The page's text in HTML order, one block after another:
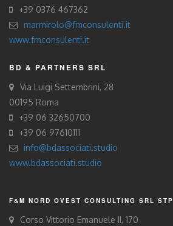
+39 0376 467362
marmirolo@fmconsulenti.it
www.fmconsulenti.it
BD & PARTNERS SRL
Via Luigi Settembrini, 28
00195 Roma
+39 06 32650700
+39 06 97610111
info@bdassociati.studio
www.bdassociati.studio
F&M NORD OVEST CONSULTING SRL STP
Corso Vittorio Emanuele II, 170